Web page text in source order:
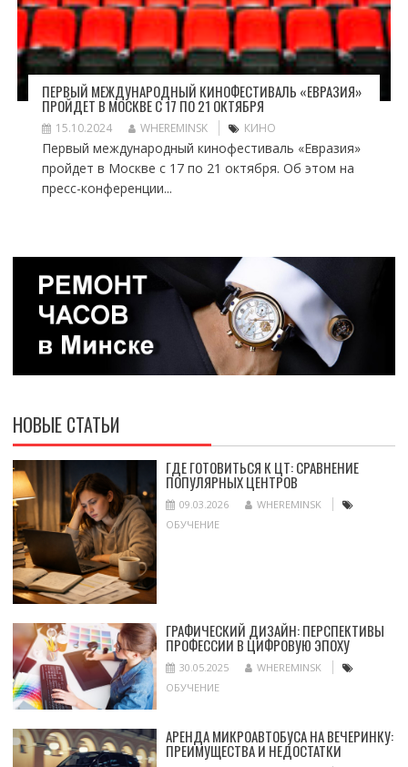
ПЕРВЫЙ МЕЖДУНАРОДНЫЙ КИНОФЕСТИВАЛЬ «ЕВРАЗИЯ»
ПРОЙДЕТ В МОСКВЕ С 17 ПО 21 ОКТЯБРЯ
15.10.2024 WHEREMINSK КИНО
Первый международный кинофестиваль «Евразия»
пройдет в Москве с 17 по 21 октября. Об этом на
пресс-конференции...
НОВЫЕ СТАТЬИ
ГДЕ ГОТОВИТЬСЯ К ЦТ: СРАВНЕНИЕ
ПОПУЛЯРНЫХ ЦЕНТРОВ
09.03.2026
WHEREMINSK
ОБУЧЕНИЕ
ГРАФИЧЕСКИЙ ДИЗАЙН: ПЕРСПЕКТИВЫ
ПРОФЕССИИ В ЦИФРОВУЮ ЭПОХУ
30.05.2025
WHEREMINSK
ОБУЧЕНИЕ
АРЕНДА МИКРОАВТОБУСА НА ВЕЧЕРИНКУ:
ПРЕИМУЩЕСТВА И НЕДОСТАТКИ